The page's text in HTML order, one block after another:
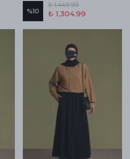
%10
₺ 1,449.99
₺ 1,304.99